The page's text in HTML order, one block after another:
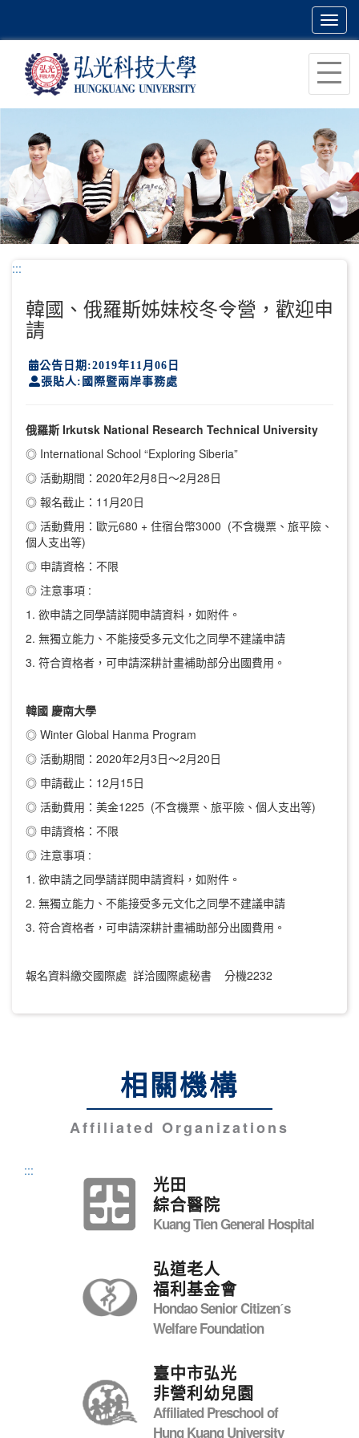
主
容
區
塊
:::
韓國、俄羅斯姊妹校冬令營，歡迎申
請
公告日期:2019年11月06日
張貼人:國際暨兩岸事務處
俄羅斯 Irkutsk National Research Technical University
◎ International School “Exploring Siberia”
◎ 活動期間：2020年2月8日～2月28日
◎ 報名截止：11月20日
◎ 活動費用：歐元680 + 住宿台幣3000 (不含機票、旅平險、
個人支出等)
◎ 申請資格：不限
◎ 注意事項 :
1. 欲申請之同學請詳閱申請資料，如附件。
2. 無獨立能力、不能接受多元文化之同學不建議申請
3. 符合資格者，可申請深耕計畫補助部分出國費用。
韓國 慶南大學
◎ Winter Global Hanma Program
◎ 活動期間：2020年2月3日～2月20日
◎ 申請截止：12月15日
◎ 活動費用：美金1225 (不含機票、旅平險、個人支出等)
◎ 申請資格：不限
◎ 注意事項 :
1. 欲申請之同學請詳閱申請資料，如附件。
2. 無獨立能力、不能接受多元文化之同學不建議申請
3. 符合資格者，可申請深耕計畫補助部分出國費用。
報名資料繳交國際處 詳洽國際處秘書 分機2232
相關機構
Affiliated Organizations
:::
光田
綜合醫院
Kuang Tien General Hospital
弘道老人
福利基金會
Hondao Senior Citizenˊs
Welfare Foundation
臺中市弘光
非營利幼兒園
Affiliated Preschool of
Hung Kuang University